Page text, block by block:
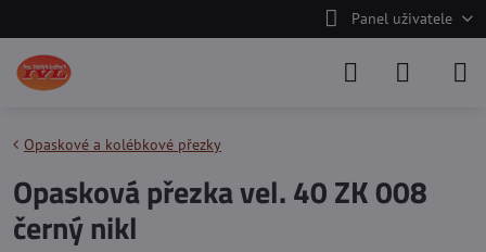
Panel uživatele
Opaskové a kolébkové přezky
Opasková přezka vel. 40 ZK 008
černý nikl